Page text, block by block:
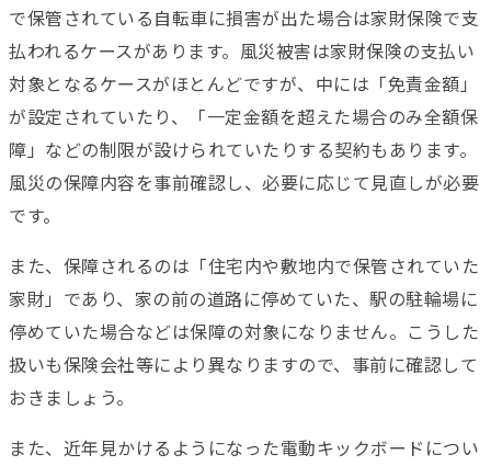
で保管されている自転車に損害が出た場合は家財保険で支
払われるケースがあります。風災被害は家財保険の支払い
対象となるケースがほとんどですが、中には「免責金額」
が設定されていたり、「一定金額を超えた場合のみ全額保
障」などの制限が設けられていたりする契約もあります。
風災の保障内容を事前確認し、必要に応じて見直しが必要
です。
また、保障されるのは「住宅内や敷地内で保管されていた
家財」であり、家の前の道路に停めていた、駅の駐輪場に
停めていた場合などは保障の対象になりません。こうした
扱いも保険会社等により異なりますので、事前に確認して
おきましょう。
また、近年見かけるようになった電動キックボードについ